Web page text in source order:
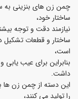
چمن زن های بنزینی به
ساختار خود،
نیازمند دقت و توجه
ساختار و قطعات
است،
بنابراین برای عیب یابی
داشت.
این دسته از چمن زن ها
را تولید می کنند،